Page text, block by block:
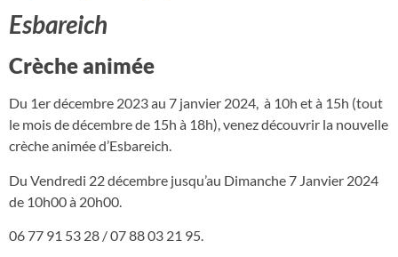
Esbareich
Crèche animée
Du 1er décembre 2023 au 7 janvier 2024, à 10h et à 15h (tout
le mois de décembre de 15h à 18h), venez découvrir la nouvelle
crèche animée d’Esbareich.
Du Vendredi 22 décembre jusqu’au Dimanche 7 Janvier 2024
de 10h00 à 20h00.
06 77 91 53 28 / 07 88 03 21 95.